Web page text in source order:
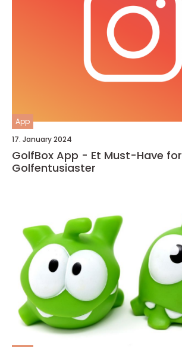
App
17. January 2024
GolfBox App - Et Must-Have for
Golfentusiaster